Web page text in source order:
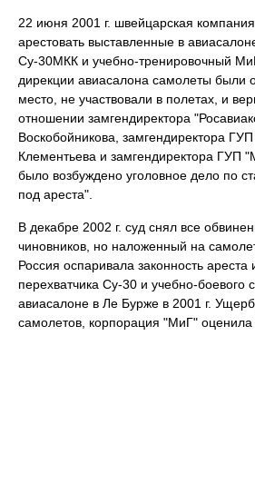
22 июня 2001 г. швейцарская
арестовать выставленные в
Су-30МКК и учебно-тренировочный
дирекции авиасалона самолеты были
место, не участвовали в полетах, и
отношении замгендиректора
Воскобойникова, замгендиректора
Клементьева и замгендиректора ГУП
было возбуждено уголовное дело по
под ареста".
В декабре 2002 г. суд снял все
чиновников, но наложенный на
Россия оспаривала законность ареста
перехватчика Су-30 и учебно-
авиасалоне в Ле Бурже в 2001 г.
самолетов, корпорация "МиГ" оценила